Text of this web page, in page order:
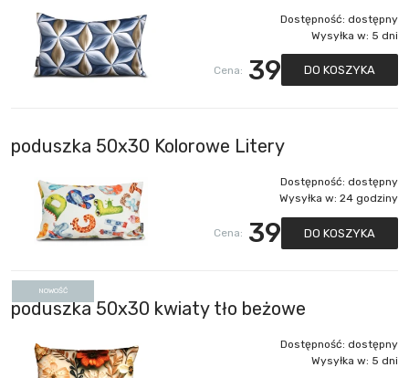
Dostępność: dostępny
Wysyłka w: 5 dni
Cena: 39 DO KOSZYKA
poduszka 50x30 Kolorowe Litery
Dostępność: dostępny
Wysyłka w: 24 godziny
Cena: 39 DO KOSZYKA
poduszka 50x30 kwiaty tło beżowe
Dostępność: dostępny
Wysyłka w: 5 dni
NOWOŚĆ